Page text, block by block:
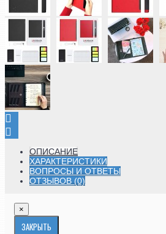
ОПИСАНИЕ
ХАРАКТЕРИСТИКИ
ВОПРОСЫ И ОТВЕТЫ
ОТЗЫВОВ (0)
×
ЗАКРЫТЬ